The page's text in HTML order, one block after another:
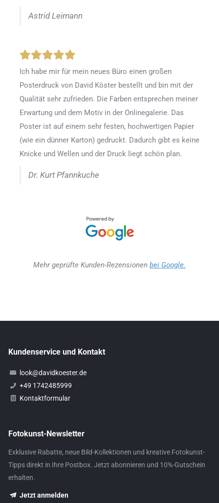
Astrid Leimann
Ich habe mir für mein neues Büro einen großen
Posterdruck von David Köster bestellt und bin mit der
Qualität sehr zufrieden. Die Farben entsprechen meiner
Erwartung und dem Motiv in der Onlinegalerie. Das
Poster ist auf einem sehr festen, hochwertigen Papier
(wie ein dünner Karton) gedruckt. Dadurch gibt es keine
Knicke und Wellen und der Druck liegt schön plan.
Dr. Kurt Pfannkuche
Mehr geprüfte Kunden-Rezensionen bei Google.
Kundenservice und Kontakt
look@davidkoester.de
+49 1742485999
Kontaktformular
Fotokunst-Newsletter
Exklusive Rabatte, neue Bild-Kollektionen und kreative Fotokunst-
Tipps direkt in Ihre Postbox. Jetzt abonnieren und 10%-Gutschein
erhalten.
Jetzt anmelden